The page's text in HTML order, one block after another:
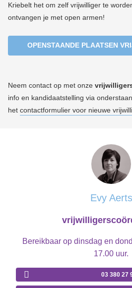
Kriebelt het om zelf vrijwilliger te
ontvangen je met open armen!
OPENSTAANDE PLAATSEN
Neem contact op met onze
info en kandidaatstelling via
het contactformulier voor nieuwe
Evy Aerts
Bereikbaar op dinsdag en
17.00 uur.
03 380 27